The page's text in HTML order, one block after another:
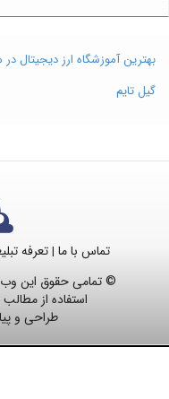
بهترین آموزشگاه ارز دیجیتال
گیل تایم
تماس با ما |تعرفه
© تمامی حقوق این وب
استفاده از
طراحی و